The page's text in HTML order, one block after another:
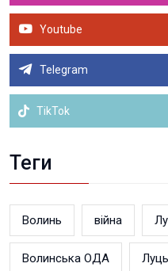
Youtube
Telegram
TikTok
Теги
Волинь війна
Волинська ОДА